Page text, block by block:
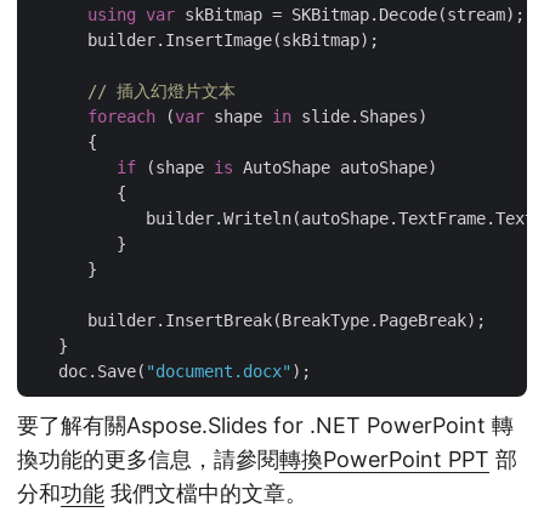
using
var skBitmap = SKBitmap.Decode(stream);
      builder.InsertImage(skBitmap);
// 插入幻燈片文本
foreach (var shape in slide.Shapes)
      {
if (shape is AutoShape autoShape)
         {
         }
      }
      builder.InsertBreak(BreakType.PageBreak);
   }
   doc.Save(
"document.docx"
要了解有關Aspose.Slides for .NET PowerPoint 轉
換功能的更多信息，請參閱轉換PowerPoint PPT 部
分和功能 我們文檔中的文章。